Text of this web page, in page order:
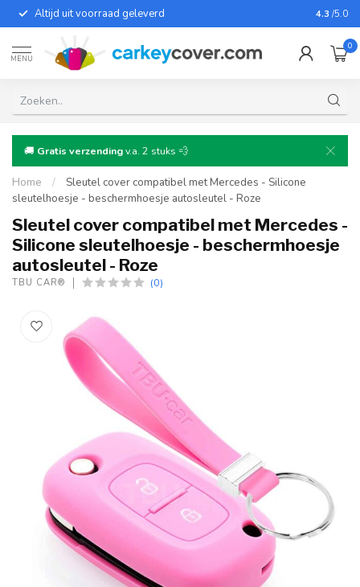
Altijd uit voorraad geleverd Voor
4.3 /5.0
MENU
0
🚚 Gratis verzendingv.a. 2 stuks 💨
Home /
Sleutel cover compatibel met Mercedes - Silicone
sleutelhoesje - beschermhoesje autosleutel - Roze
Sleutel cover compatibel met Mercedes -
Silicone sleutelhoesje - beschermhoesje
autosleutel - Roze
TBU CAR® (0)